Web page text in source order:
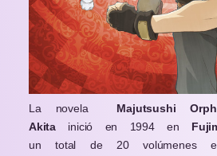
La novela Majutsushi
Akita
inició en 1994 en
un total de 20 volúmenes